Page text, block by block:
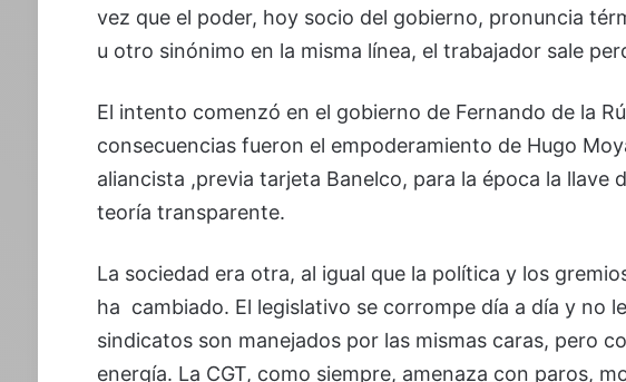
vez que el poder, hoy socio del gobierno, pronuncia
u otro sinónimo en la misma línea, el trabajador sale
El intento comenzó en el gobierno de Fernando de la
consecuencias fueron el empoderamiento de Hugo
aliancista ,previa tarjeta Banelco, para la época la llave
teoría transparente.
La sociedad era otra, al igual que la política y los
ha cambiado. El legislativo se corrompe día a día y no
sindicatos son manejados por las mismas caras, pero
energía. La CGT, como siempre, amenaza con paros,